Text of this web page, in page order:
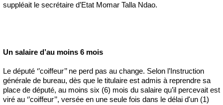
suppléait le secrétaire d’Etat Momar Talla Ndao.
Un salaire d’au moins 6 mois
Le député ‘’coiffeur’’ ne perd pas au change. Selon l’Instruction
générale de bureau, dès que le titulaire est admis à reprendre sa
place de député, au moins six (6) mois du salaire qu’il percevait est
viré au ‘’coiffeur’’, versée en une seule fois dans le délai d'un (1)